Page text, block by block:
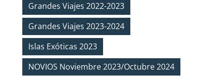
Grandes Viajes 2022-2023
Grandes Viajes 2023-2024
Islas Exóticas 2023
NOVIOS Noviembre 2023/Octubre 2024